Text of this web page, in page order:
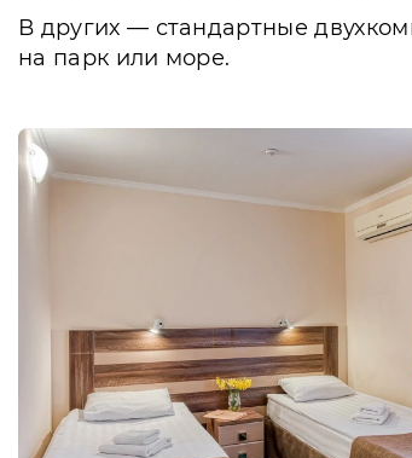
В других — стандартные
на парк или море.